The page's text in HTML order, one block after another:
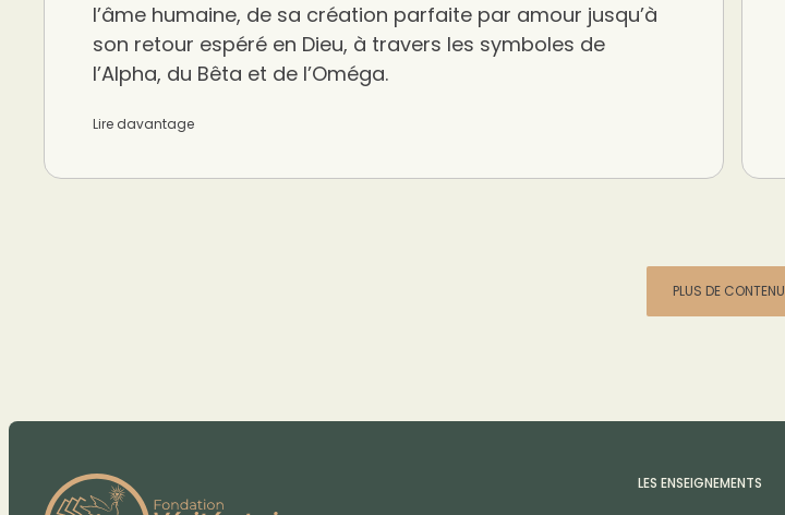
l’âme humaine, de sa création parfaite par amour jusqu’à
son retour espéré en Dieu, à travers les symboles de
l’Alpha, du Bêta et de l’Oméga.
Lire davantage
PLUS DE
LES ENSEIGNEMENTS